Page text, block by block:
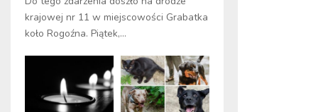
krajowej nr 11 w miejscowości Grabatka
koło Rogoźna. Piątek,...